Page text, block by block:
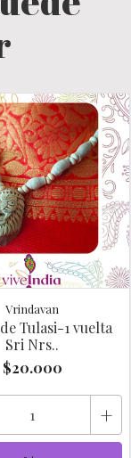
Vrindavan
Tulasi-1 vuelta
Sri Nrs..
$20.000
+